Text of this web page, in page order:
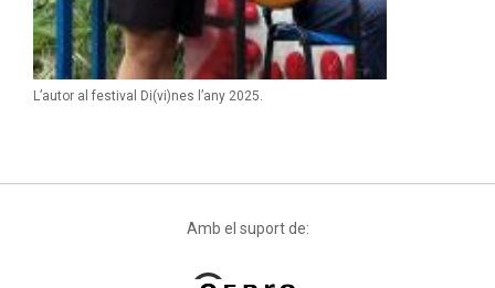
L’autor al festival Di(vi)nes l’any 2025.
Amb el suport de: